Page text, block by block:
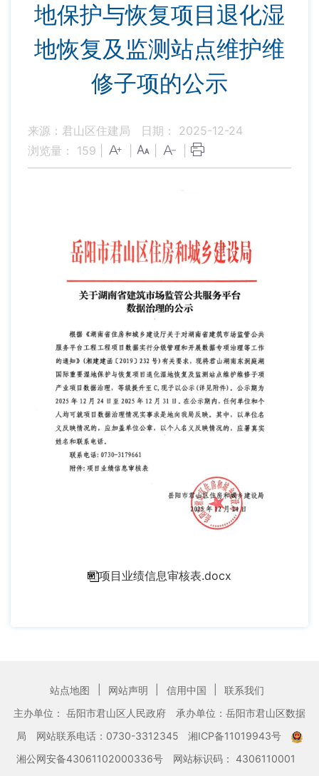
地保护与恢复项目退化湿
地恢复及监测站点维护维
修子项的公示
来源：君山区住建局
日期： 2025-12-24
浏览量： 159
项目业绩信息审核表.docx
站点地图 网站声明 信用中国
联系我们
主办单位： 岳阳市君山区人民政府
承办单位：岳阳市君山区数据
局
网站联系电话：0730-3312345
湘ICP备11019943号
湘公网安备43061102000336号
网站标识码： 4306110001